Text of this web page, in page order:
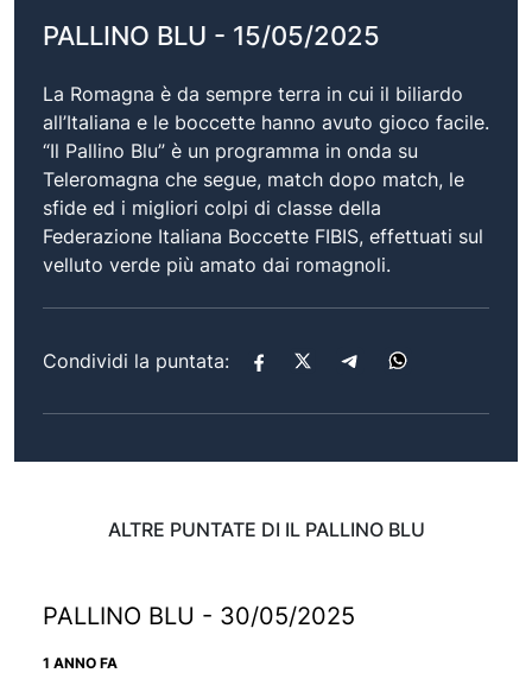
PALLINO BLU - 15/05/2025
La Romagna è da sempre terra in cui il biliardo
all’Italiana e le boccette hanno avuto gioco facile.
“Il Pallino Blu” è un programma in onda su
Teleromagna che segue, match dopo match, le
sfide ed i migliori colpi di classe della
Federazione Italiana Boccette FIBIS, effettuati sul
velluto verde più amato dai romagnoli.
Condividi la puntata:
ALTRE PUNTATE DI IL PALLINO BLU
PALLINO BLU - 30/05/2025
1 ANNO FA